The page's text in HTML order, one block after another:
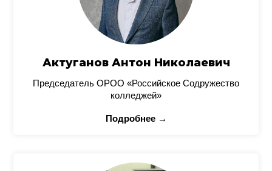
Актуганов Антон Николаевич
Председатель ОРОО «Российское Содружество
колледжей»
Подробнее →